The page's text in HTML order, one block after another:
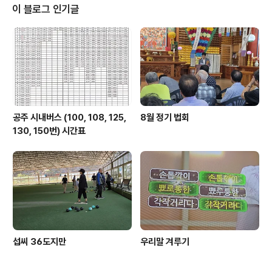
이 블로그 인기글
공주 시내버스 (100, 108, 125,
130, 150번) 시간표
8월 정기 법회
섭씨 36도지만 우리말 겨루기